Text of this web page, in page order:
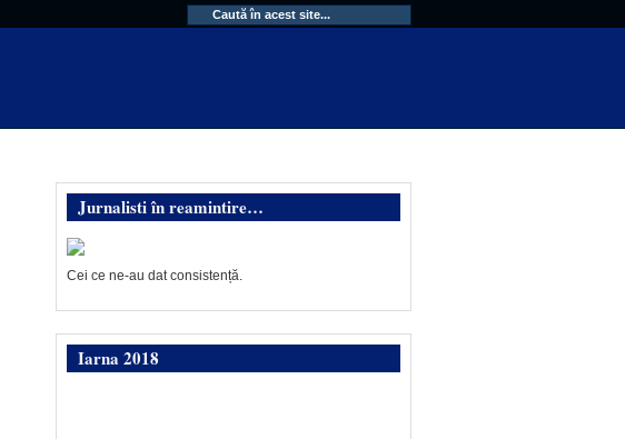
Jurnalisti în reamintire…
Cei ce ne-au dat consistență.
Iarna 2018